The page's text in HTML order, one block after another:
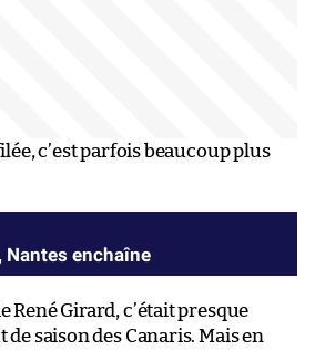
c’est parfois beaucoup plus
Nantes enchaîne
René Girard, c’était presque
saison des Canaris. Mais en